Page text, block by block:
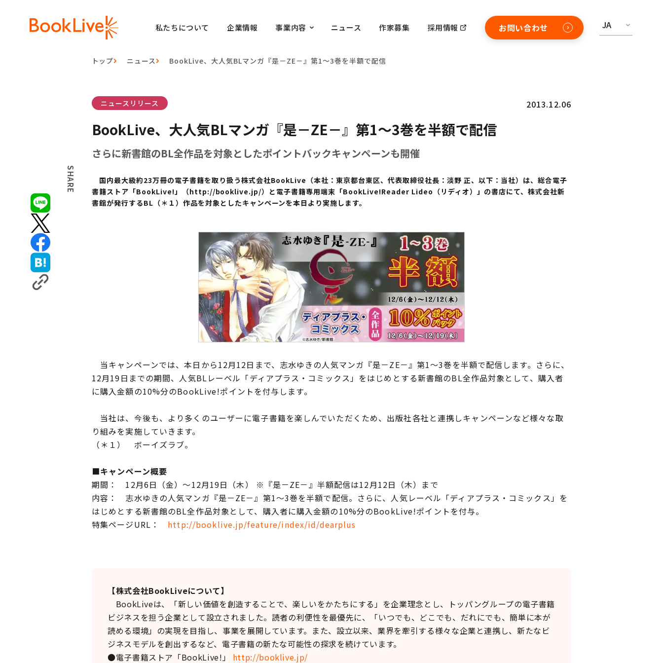
私たちについて 企業情報 事業内容 ニュース 作家募集 採用情報 お問い合わせ JA
トップ ニュース BookLive、大人気BLマンガ『是－ZE－』第1～3巻を半額で配信
SHARE
ニュースリリース 2013.12.06
BookLive、大人気BLマンガ『是－ZE－』第1～3巻を半額で配信
さらに新書館のBL全作品を対象としたポイントバックキャンペーンも開催
国内最大級約23万冊の電子書籍を取り扱う株式会社BookLive（本社：東京都台東区、代表取締役社長：淡野 正、以下：当社）は、総合電子
書籍ストア「BookLive!」（http://booklive.jp/）と電子書籍専用端末「BookLive!Reader Lideo（リディオ）」の書店にて、株式会社新
書館が発行するBL（＊１）作品を対象としたキャンペーンを本日より実施します。
当キャンペーンでは、本日から12月12日まで、志水ゆきの人気マンガ『是－ZE－』第1～3巻を半額で配信します。さらに、
12月19日までの期間、人気BLレーベル「ディアプラス・コミックス」をはじめとする新書館のBL全作品対象として、購入者
に購入金額の10%分のBookLive!ポイントを付与します。
当社は、今後も、より多くのユーザーに電子書籍を楽しんでいただくため、出版社各社と連携しキャンペーンなど様々な取
り組みを実施していきます。
（＊１） ボーイズラブ。
■キャンペーン概要
期間： 12月6日（金）～12月19日（木） ※『是－ZE－』半額配信は12月12日（木）まで
内容： 志水ゆきの人気マンガ『是－ZE－』第1～3巻を半額で配信。さらに、人気レーベル「ディアプラス・コミックス」を
はじめとする新書館のBL全作品対象として、購入者に購入金額の10%分のBookLive!ポイントを付与。
特集ページURL： http://booklive.jp/feature/index/id/dearplus
【株式会社BookLiveについて】
BookLiveは、「新しい価値を創造することで、楽しいをかたちにする」を企業理念とし、トッパングループの電子書籍
ビジネスを担う企業として設立されました。読者の利便性を最優先に、「いつでも、どこでも、だれにでも、簡単に本が
読める環境」の実現を目指し、事業を展開しています。また、設立以来、業界を牽引する様々な企業と連携し、新たなビ
ジネスモデルを創出するなど、電子書籍の新たな可能性の探求を続けています。
●電子書籍ストア「BookLive!」 http://booklive.jp/